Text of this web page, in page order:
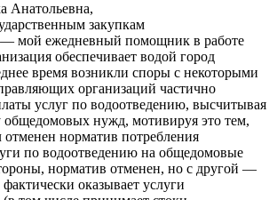
Анатольевна,
закупкам
мой ежедневный помощник в работе
обеспечивает водой город
время возникли споры с некоторыми
организаций частично
услуг по водоотведению, высчитывая
общедомовых нужд, мотивируя это тем,
норматив потребления
по водоотведению на общедомовые
норматив отменен, но с другой —
оказывает услуги